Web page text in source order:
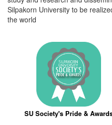
Silpakorn University to be
the world
SU Society's Pride &